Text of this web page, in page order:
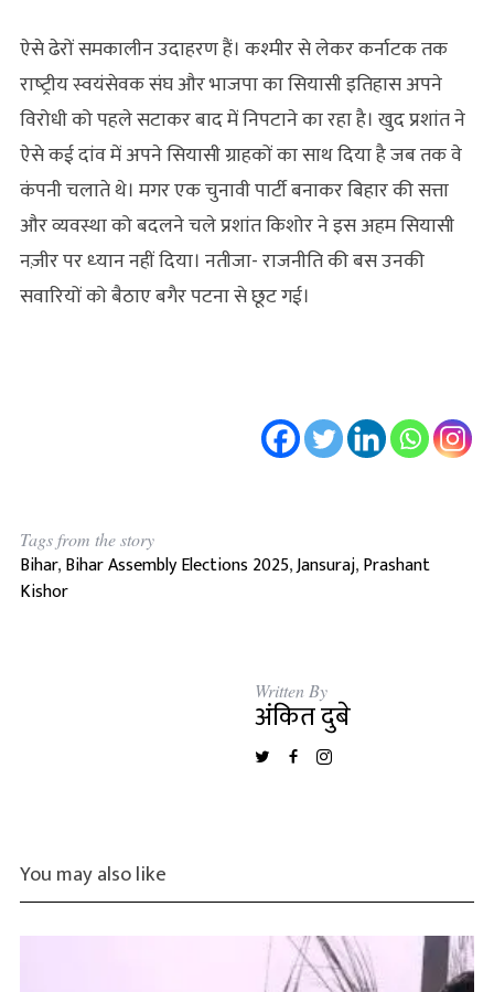
ऐसे ढेरों समकालीन उदाहरण हैं। कश्‍मीर से लेकर कर्नाटक तक
राष्‍ट्रीय स्‍वयंसेवक संघ और भाजपा का सियासी इतिहास अपने
विरोधी को पहले सटाकर बाद में निपटाने का रहा है। खुद प्रशांत ने
ऐसे कई दांव में अपने सियासी ग्राहकों का साथ दिया है जब तक वे
कंपनी चलाते थे। मगर एक चुनावी पार्टी बनाकर बिहार की सत्ता
और व्यवस्था को बदलने चले प्रशांत किशोर ने इस अहम सियासी
नज़ीर पर ध्‍यान नहीं दिया। नतीजा- राजनीति की बस उनकी
सवारियों को बैठाए बगैर पटना से छूट गई।
Tags from the story
Bihar,Bihar Assembly Elections 2025,Jansuraj,Prashant
Kishor
Written By
अंकित दुबे
You may also like